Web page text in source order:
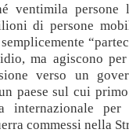
ventimila
di persone
ma agiscono
verso un
paese sul cui
internazionale
commessi nella